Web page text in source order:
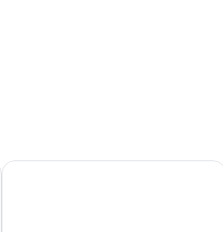
Stay Hotel Torres Vedras Centro